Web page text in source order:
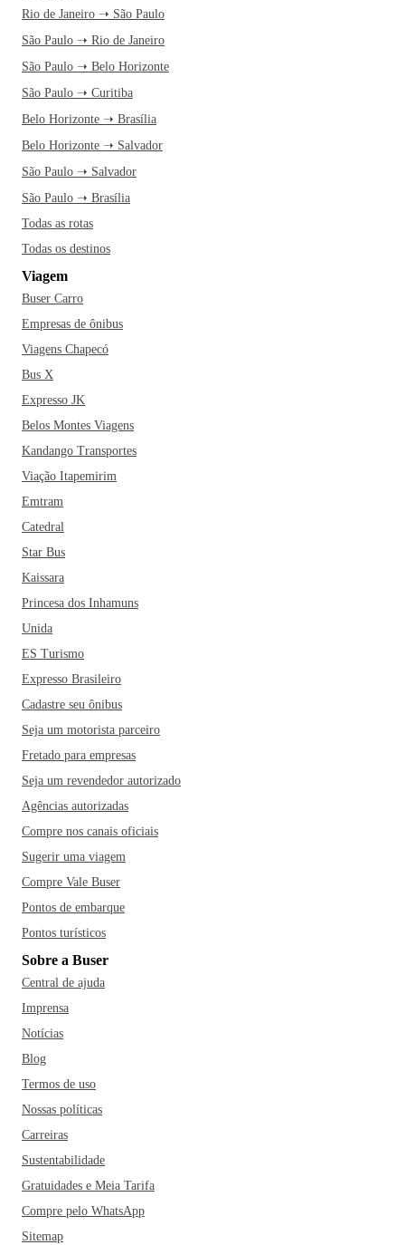
Rio de Janeiro ➝ São Paulo
São Paulo ➝ Rio de Janeiro
São Paulo ➝ Belo Horizonte
São Paulo ➝ Curitiba
Belo Horizonte ➝ Brasília
Belo Horizonte ➝ Salvador
São Paulo ➝ Salvador
São Paulo ➝ Brasília
Todas as rotas
Todas os destinos
Viagem
Buser Carro
Empresas de ônibus
Viagens Chapecó
Bus X
Expresso JK
Belos Montes Viagens
Kandango Transportes
Viação Itapemirim
Emtram
Catedral
Star Bus
Kaissara
Princesa dos Inhamuns
Unida
ES Turismo
Expresso Brasileiro
Cadastre seu ônibus
Seja um motorista parceiro
Fretado para empresas
Seja um revendedor autorizado
Agências autorizadas
Compre nos canais oficiais
Sugerir uma viagem
Compre Vale Buser
Pontos de embarque
Pontos turísticos
Sobre a Buser
Central de ajuda
Imprensa
Notícias
Blog
Termos de uso
Nossas políticas
Carreiras
Sustentabilidade
Gratuidades e Meia Tarifa
Compre pelo WhatsApp
Sitemap